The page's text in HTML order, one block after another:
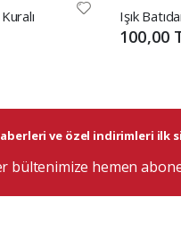
Işık
100,00
ve özel indirimleri ilk
bültenimize hemen